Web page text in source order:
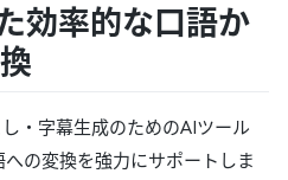
効率的な口語か
・字幕生成のためのAIツール
の変換を強力にサポートしま